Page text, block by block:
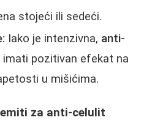
stojeći ili sedeći.
Iako je intenzivna, anti-
imati pozitivan efekat na
u mišićima.
za anti-celulit